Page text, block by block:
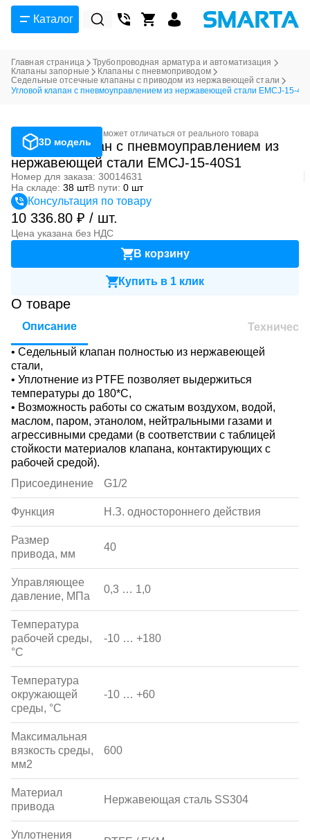
Каталог
Главная страница
Трубопроводная арматура и автоматизация
Клапаны запорные
Клапаны с пневмоприводом
Седельные отсечные клапаны с приводом из нержавеющей стали
Угловой клапан с пневмоуправлением из нержавеющей стали EMCJ-15-
3D модель
Фотография может отличаться от реального товара
Угловой клапан с пневмоуправлением из
нержавеющей стали EMCJ-15-40S1
Номер для заказа: 30014631
На складе: 38 штВ пути: 0 шт
Консультация по товару
10 336.80 ₽ / шт.
Цена указана без НДС
В корзину
Купить в 1 клик
О товаре
Описание
• Седельный клапан полностью из нержавеющей
стали,
• Уплотнение из PTFE позволяет выдержиться
температуры до 180*С,
• Возможность работы со сжатым воздухом, водой,
маслом, паром, этанолом, нейтральными газами и
агрессивными средами (в соответствии с таблицей
стойкости материалов клапана, контактирующих с
рабочей средой).
Присоединение
G1/2
Функция Н.З. одностороннего действия
Размер
привода, мм
40
Управляющее
давление, МПа
0,3 … 1,0
Температура
рабочей среды,
°С
-10 … +180
Температура
окружающей
среды, °С
-10 … +60
Максимальная
вязкость среды,
мм2
600
Материал
привода
Нержавеющая сталь SS304
Уплотнения